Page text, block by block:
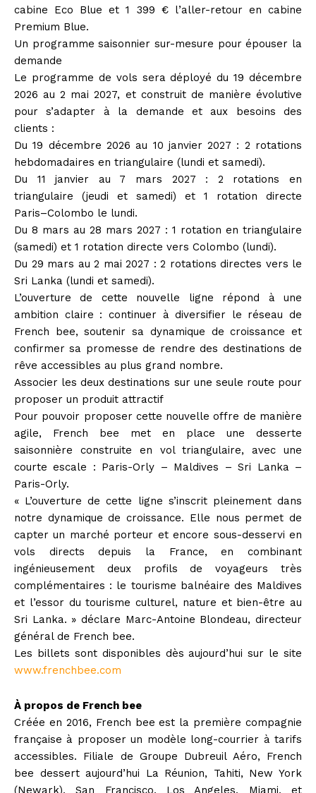
cabine Eco Blue et 1 399 € l’aller-retour en cabine
Premium Blue.
Un programme saisonnier sur-mesure pour épouser la
demande
Le programme de vols sera déployé du 19 décembre
2026 au 2 mai 2027, et construit de manière évolutive
pour s’adapter à la demande et aux besoins des
clients :
Du 19 décembre 2026 au 10 janvier 2027 : 2 rotations
hebdomadaires en triangulaire (lundi et samedi).
Du 11 janvier au 7 mars 2027 : 2 rotations en
triangulaire (jeudi et samedi) et 1 rotation directe
Paris–Colombo le lundi.
Du 8 mars au 28 mars 2027 : 1 rotation en triangulaire
(samedi) et 1 rotation directe vers Colombo (lundi).
Du 29 mars au 2 mai 2027 : 2 rotations directes vers le
Sri Lanka (lundi et samedi).
L’ouverture de cette nouvelle ligne répond à une
ambition claire : continuer à diversifier le réseau de
French bee, soutenir sa dynamique de croissance et
confirmer sa promesse de rendre des destinations de
rêve accessibles au plus grand nombre.
Associer les deux destinations sur une seule route pour
proposer un produit attractif
Pour pouvoir proposer cette nouvelle offre de manière
agile, French bee met en place une desserte
saisonnière construite en vol triangulaire, avec une
courte escale : Paris-Orly – Maldives – Sri Lanka –
Paris-Orly.
« L’ouverture de cette ligne s’inscrit pleinement dans
notre dynamique de croissance. Elle nous permet de
capter un marché porteur et encore sous-desservi en
vols directs depuis la France, en combinant
ingénieusement deux profils de voyageurs très
complémentaires : le tourisme balnéaire des Maldives
et l’essor du tourisme culturel, nature et bien-être au
Sri Lanka. » déclare Marc-Antoine Blondeau, directeur
général de French bee.
Les billets sont disponibles dès aujourd’hui sur le site
www.frenchbee.com
À propos de French bee
Créée en 2016, French bee est la première compagnie
française à proposer un modèle long-courrier à tarifs
accessibles. Filiale de Groupe Dubreuil Aéro, French
bee dessert aujourd’hui La Réunion, Tahiti, New York
(Newark), San Francisco, Los Angeles, Miami, et